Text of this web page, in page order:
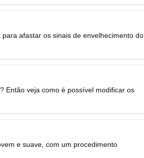
afastar os sinais de envelhecimento do
Então veja como é possível modificar os
e suave, com um procedimento